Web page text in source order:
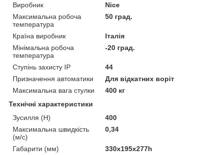
Виробник
Nice
Максимальна робоча
температура
50 град.
Країна виробник
Італія
Мінімальна робоча
температура
-20 град.
Ступінь захисту IP
44
Призначення автоматики
Для відкатних воріт
Максимальна вага стулки
400 кг
Технічні характеристики
Зусилля (H)
400
Максимальна швидкість
(м/с)
0,34
Габарити (мм) 330х195х277һ